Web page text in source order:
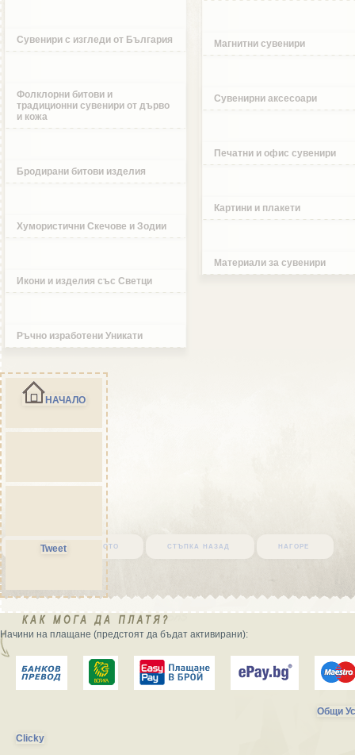
Сувенири с изгледи от България
Фолклорни битови и
традиционни сувенири от дърво
и кожа
Бродирани битови изделия
Хумористични Скечове и Зодии
Икони и изделия със Светци
Ръчно изработени Уникати
Магнитни сувенири
Сувенирни аксесоари
Печатни и офис сувенири
Картини и плакети
Материали за сувенири
върни се в началото стъпка назад нагоре
Начини на плащане (предстоят да бъдат активирани):
Общи
Clicky
НАЧАЛО
Tweet